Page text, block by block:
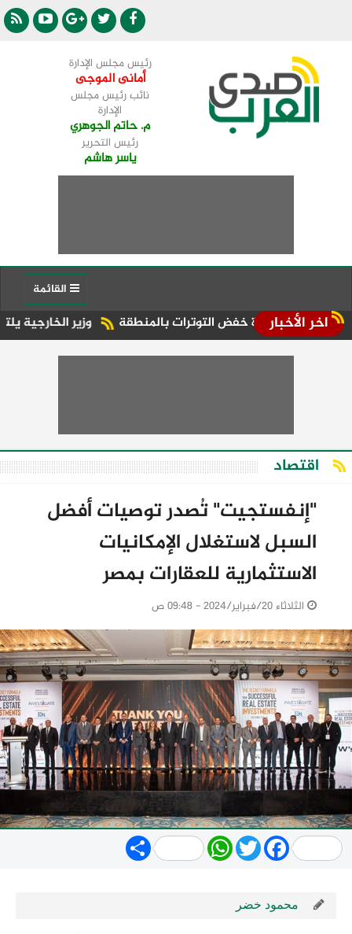
رئيس مجلس الإدارة
أمانى الموجى
نائب رئيس مجلس
الإدارة
م. حاتم الجوهري
رئيس التحرير
ياسر هاشم
اخر الأخبار وزير الخارجية يلتقي خفض التوترات بالمنطقة
اقتصاد
"إنفستجيت" تُصدر توصيات أفضل
السبل لاستغلال الإمكانيات
الاستثمارية للعقارات بمصر
الثلاثاء 20/فبراير/2024 - 09:48 ص
Share WhatsApp
TwitterFacebook
محمود خضر